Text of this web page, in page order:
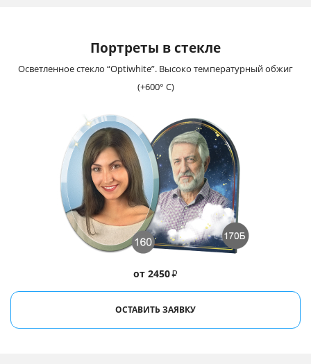
Портреты в стекле
от 2450₽
Осветленное стекло “Optiwhite”. Высоко температурный обжиг
(+600° С)
ОСТАВИТЬ ЗАЯВКУ